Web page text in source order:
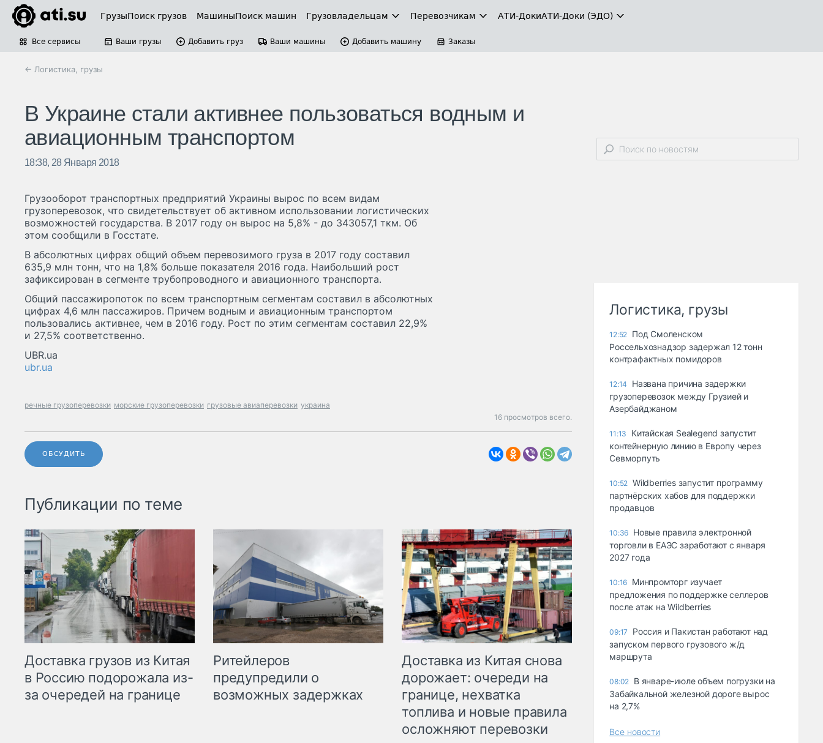
ГрузыПоиск грузов МашиныПоиск машин Грузовладельцам Перевозчикам АТИ-ДокиАТИ-Доки (ЭДО)
Все сервисы Ваши грузы Добавить груз Ваши машины Добавить машину Заказы
← Логистика, грузы
В Украине стали активнее пользоваться водным и
авиационным транспортом
18:38, 28 Января 2018
Грузооборот транспортных предприятий Украины вырос по всем видам
грузоперевозок, что свидетельствует об активном использовании логистических
возможностей государства. В 2017 году он вырос на 5,8% - до 343057,1 ткм. Об
этом сообщили в Госстате.
В абсолютных цифрах общий объем перевозимого груза в 2017 году составил
635,9 млн тонн, что на 1,8% больше показателя 2016 года. Наибольший рост
зафиксирован в сегменте трубопроводного и авиационного транспорта.
Общий пассажиропоток по всем транспортным сегментам составил в абсолютных
цифрах 4,6 млн пассажиров. Причем водным и авиационным транспортом
пользовались активнее, чем в 2016 году. Рост по этим сегментам составил 22,9%
и 27,5% соответственно.
UBR.ua
ubr.ua
речные грузоперевозки морские грузоперевозки грузовые авиаперевозки украина
16 просмотров всего.
ОБСУДИТЬ
Публикации по теме
Доставка грузов из Китая
в Россию подорожала из-
за очередей на границе
Ритейлеров
предупредили о
возможных задержках
Доставка из Китая снова
дорожает: очереди на
границе, нехватка
топлива и новые правила
осложняют перевозки
Логистика, грузы
12:52 Под Смоленском
Россельхознадзор задержал 12 тонн
контрафактных помидоров
12:14
Названа причина задержки
грузоперевозок между Грузией и
Азербайджаном
11:13
Китайская Sealegend запустит
контейнерную линию в Европу через
Севморпуть
10:52 Wildberries запустит программу
партнёрских хабов для поддержки
продавцов
10:36 Новые правила электронной
торговли в ЕАЭС заработают с января
2027 года
10:16 Минпромторг изучает
предложения по поддержке селлеров
после атак на Wildberries
09:17
Россия и Пакистан работают над
запуском первого грузового ж/д
маршрута
08:02 В январе-июле объем погрузки на
Забайкальной железной дороге вырос
на 2,7%
Все новости